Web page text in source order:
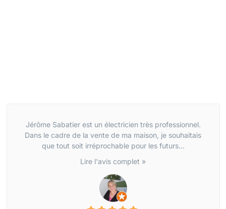
Jérôme Sabatier est un électricien très professionnel.
Dans le cadre de la vente de ma maison, je souhaitais
que tout soit irréprochable pour les futurs...
Lire l'avis complet »